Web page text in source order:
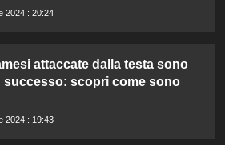
2024 : 20:24
attaccate dalla testa sono
successo: scopri come sono
2024 : 19:43